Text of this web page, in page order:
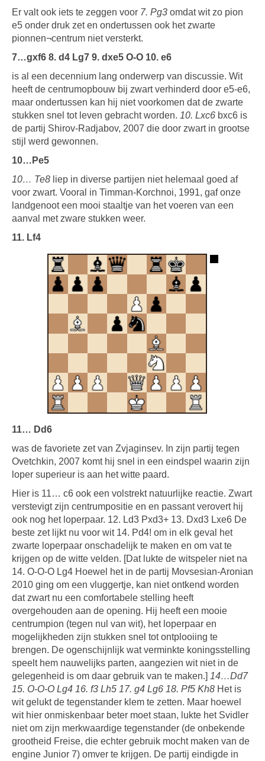
Er valt ook iets te zeggen voor 7. Pg3 omdat wit zo pion
e5 onder druk zet en ondertussen ook het zwarte
pionnen¬centrum niet versterkt.
7…gxf6 8. d4 Lg7 9. dxe5 O-O 10. e6
is al een decennium lang onderwerp van discussie. Wit
heeft de centrumopbouw bij zwart verhinderd door e5-e6,
maar ondertussen kan hij niet voorkomen dat de zwarte
stukken snel tot leven gebracht worden. 10. Lxc6 bxc6 is
de partij Shirov-Radjabov, 2007 die door zwart in grootse
stijl werd gewonnen.
10…Pe5
10… Te8 liep in diverse partijen niet helemaal goed af
voor zwart. Vooral in Timman-Korchnoi, 1991, gaf onze
landgenoot een mooi staaltje van het voeren van een
aanval met zware stukken weer.
11. Lf4
11… Dd6
was de favoriete zet van Zvjaginsev. In zijn partij tegen
Ovetchkin, 2007 komt hij snel in een eindspel waarin zijn
loper superieur is aan het witte paard.
Hier is 11… c6 ook een volstrekt natuurlijke reactie. Zwart
verstevigt zijn centrumpositie en en passant verovert hij
ook nog het loperpaar. 12. Ld3 Pxd3+ 13. Dxd3 Lxe6 De
beste zet lijkt nu voor wit 14. Pd4! om in elk geval het
zwarte loperpaar onschadelijk te maken en om vat te
krijgen op de witte velden. [Dat lukte de witspeler niet na
14. O-O-O Lg4 Hoewel het in de partij Movsesian-Aronian
2010 ging om een vluggertje, kan niet ontkend worden
dat zwart nu een comfortabele stelling heeft
overgehouden aan de opening. Hij heeft een mooie
centrumpion (tegen nul van wit), het loperpaar en
mogelijkheden zijn stukken snel tot ontplooiing te
brengen. De ogenschijnlijk wat verminkte koningsstelling
speelt hem nauwelijks parten, aangezien wit niet in de
gelegenheid is om daar gebruik van te maken.] 14…Dd7
15. O-O-O Lg4 16. f3 Lh5 17. g4 Lg6 18. Pf5 Kh8 Het is
wit gelukt de tegenstander klem te zetten. Maar hoewel
wit hier onmiskenbaar beter moet staan, lukte het Svidler
niet om zijn merkwaardige tegenstander (de onbekende
grootheid Freise, die echter gebruik mocht maken van de
engine Junior 7) omver te krijgen. De partij eindigde in